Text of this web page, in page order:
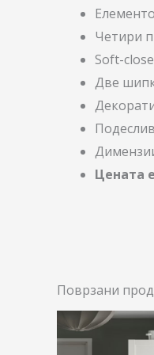
Четири
Soft-
Две
Цената
Поврзани